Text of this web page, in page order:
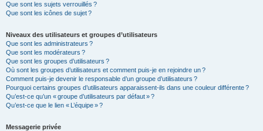
Que sont les sujets verrouillés ?
Que sont les icônes de sujet ?
Niveaux des utilisateurs et groupes d’utilisateurs
Que sont les administrateurs ?
Que sont les modérateurs ?
Que sont les groupes d’utilisateurs ?
Où sont les groupes d’utilisateurs et comment puis-je en rejoindre un ?
Comment puis-je devenir le responsable d’un groupe d’utilisateurs ?
Pourquoi certains groupes d’utilisateurs apparaissent-ils dans une couleur différente ?
Qu’est-ce qu’un « groupe d’utilisateurs par défaut » ?
Qu’est-ce que le lien « L’équipe » ?
Messagerie privée